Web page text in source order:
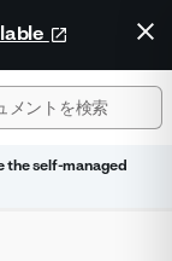
the self-managed